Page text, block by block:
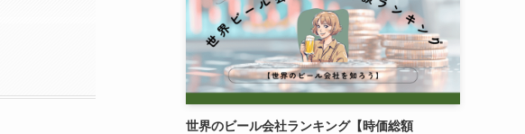
世界のビール会社ランキング【時価総額